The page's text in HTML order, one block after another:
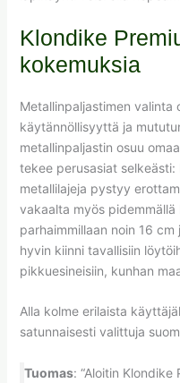
Klondike
kokemuksia
Metallinpaljastimen valinta
käytännöllisyyttä ja
metallinpaljastin osuu
tekee perusasiat
metallilajeja pystyy
vakaalta myös
parhaimmillaan noin 16
hyvin kiinni tavallisiin
pikkuesineisiin, kunhan
Alla kolme erilaista
satunnaisesti valittuja
Tuomas: “Aloitin Klondike